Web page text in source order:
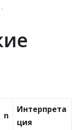
n
Интерпрета
ция